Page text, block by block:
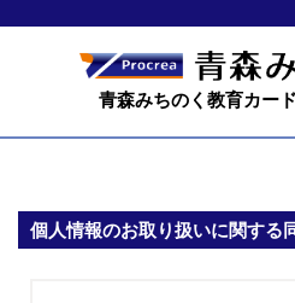
青森みちのく教育カー
個人情報のお取り扱いに関する